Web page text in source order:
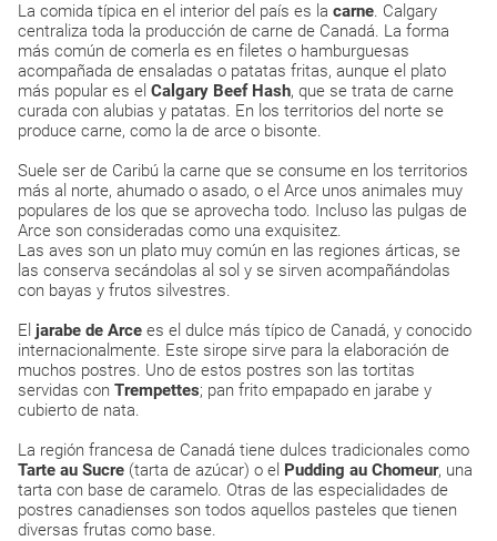
La comida típica en el interior del país es la carne. Calgary
centraliza toda la producción de carne de Canadá. La forma
más común de comerla es en filetes o hamburguesas
acompañada de ensaladas o patatas fritas, aunque el plato
más popular es el Calgary Beef Hash, que se trata de carne
curada con alubias y patatas. En los territorios del norte se
produce carne, como la de arce o bisonte.
Suele ser de Caribú la carne que se consume en los territorios
más al norte, ahumado o asado, o el Arce unos animales muy
populares de los que se aprovecha todo. Incluso las pulgas de
Arce son consideradas como una exquisitez.
Las aves son un plato muy común en las regiones árticas, se
las conserva secándolas al sol y se sirven acompañándolas
con bayas y frutos silvestres.
El jarabe de Arce es el dulce más típico de Canadá, y conocido
internacionalmente. Este sirope sirve para la elaboración de
muchos postres. Uno de estos postres son las tortitas
servidas con Trempettes; pan frito empapado en jarabe y
cubierto de nata.
La región francesa de Canadá tiene dulces tradicionales como
Tarte au Sucre (tarta de azúcar) o el Pudding au Chomeur, una
tarta con base de caramelo. Otras de las especialidades de
postres canadienses son todos aquellos pasteles que tienen
diversas frutas como base.